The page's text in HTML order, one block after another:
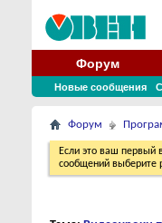
Форум
Новые сообщения
Форум
Если это ваш первый
сообщений выберите